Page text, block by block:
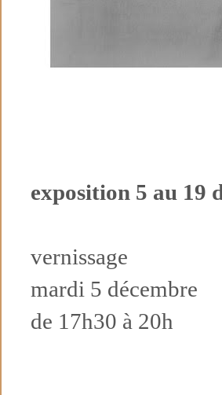
exposition 5 au 19
vernissage
mardi 5 décembre
de 17h30 à 20h